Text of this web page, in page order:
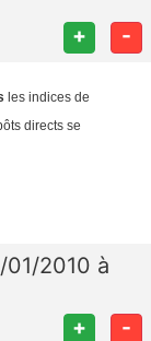
+ -
les indices de
directs se
01/2010 à
+ -